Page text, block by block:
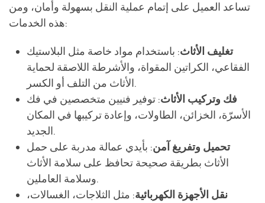
تساعد العميل على إتمام عملية النقل بسهولة وأمان، ومن
هذه الخدمات:
تغليف الأثاث: باستخدام مواد خاصة مثل البلاستيك
الفقاعي، الكراتين المقواة، والأشرطة اللاصقة لحماية
الأثاث من التلف أو الكسر.
فك وتركيب الأثاث: توفير فنيين متخصصين في فك
الأسرّة، الخزائن، الطاولات، وإعادة تركيبها في المكان
الجديد.
تحميل وتفريغ آمن: بأيدي عمالة مدربة على حمل
الأثاث بطريقة صحيحة تحافظ على سلامة الأثاث
وسلامة العاملين.
نقل الأجهزة الكهربائية: مثل الثلاجات، الغسالات،